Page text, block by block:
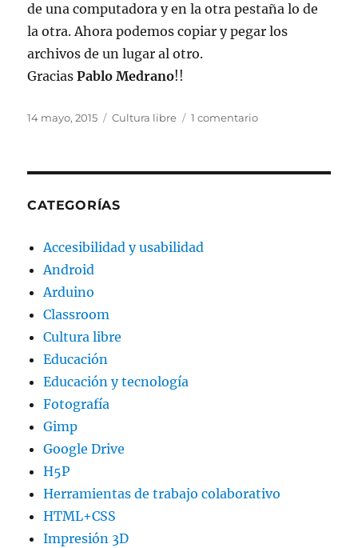
de una computadora y en la otra pestaña lo de
la otra. Ahora podemos copiar y pegar los
archivos de un lugar al otro.
GraciasPablo Medrano!!
Publicado
14 mayo, 2015 Categorías
Cultura libre 1 comentarioen
CATEGORÍAS
Accesibilidad y usabilidad
Android
Arduino
Classroom
Cultura libre
Educación
Educación y tecnología
Fotografía
Gimp
Google Drive
H5P
Herramientas de trabajo colaborativo
HTML+CSS
Impresión 3D